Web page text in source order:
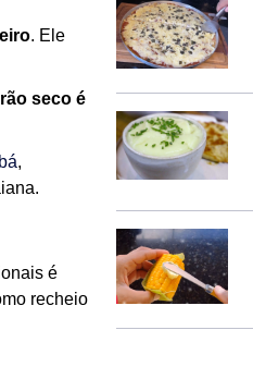
. Ele
seco é
,
é
recheio